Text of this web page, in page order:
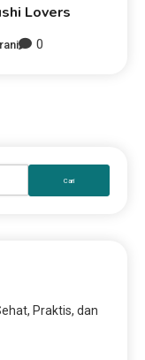
Lovers
0
Praktis, dan